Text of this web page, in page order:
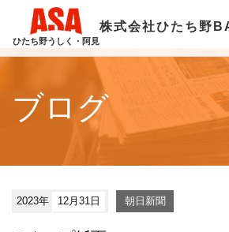
ひたち野うしく・阿見
株式会社ひたち野
ブログ
2023年 12月31日 朝日新聞